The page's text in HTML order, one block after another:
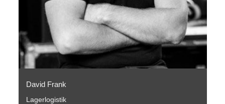
David Frank
Lagerlogistik